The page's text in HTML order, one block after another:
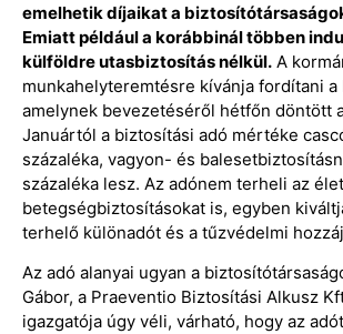
emelhetik díjaikat a
Emiatt például a korábbinál többen
külföldre utasbiztosítás nélkül. A
munkahelyteremtésre kívánja fordítani
amelynek bevezetéséről hétfőn döntött
Januártól a biztosítási adó mértéke
százaléka, vagyon- és
százaléka lesz. Az adónem terheli az
betegségbiztosításokat is, egyben
terhelő különadót és a tűzvédelmi
Az adó alanyai ugyan a
Gábor, a Praeventio Biztosítási Alkusz
igazgatója úgy véli, várható, hogy az